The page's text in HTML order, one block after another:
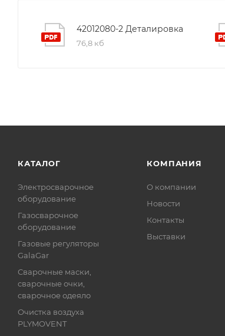
42012080-2 Деталировка
76,8 кб
КАТАЛОГ
Электросварочное
оборудование
Газосварочное
оборудование
Газовые регуляторы
GalaGar
Сварочные маски,
сварочные очки,
сварочное одеяло
Очистка воздуха
PLYMOVENT
КОМПАНИЯ
О компании
Новости
Контакты
Выставки